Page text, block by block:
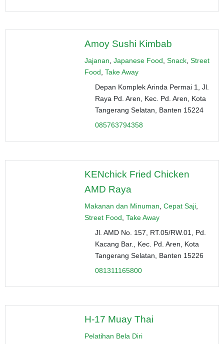
Amoy Sushi Kimbab
Jajanan, Japanese Food, Snack, Street
Food, Take Away
Depan Komplek Arinda Permai 1, Jl.
Raya Pd. Aren, Kec. Pd. Aren, Kota
Tangerang Selatan, Banten 15224
085763794358
KENchick Fried Chicken
AMD Raya
Makanan dan Minuman Cepat Saji,
Street Food Take Away
Jl. AMD No. 157, RT.05/RW.01, Pd.
Kacang Bar., Kec. Pd. Aren, Kota
Tangerang Selatan, Banten 15226
081311165800
H-17 Muay Thai
Pelatihan Bela Diri